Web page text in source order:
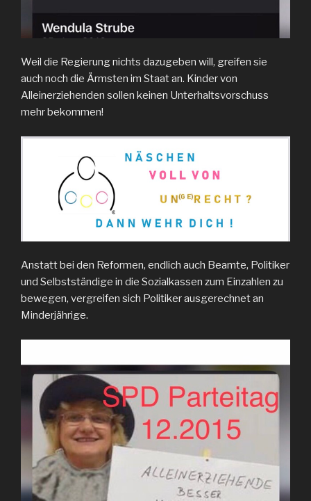
Weil die Regierung nichts dazugeben will, greifen sie
auch noch die Ärmsten im Staat an. Kinder von
Alleinerziehenden sollen keinen Unterhaltsvorschuss
mehr bekommen!
Anstatt bei den Reformen, endlich auch Beamte, Politiker
und Selbstständige in die Sozialkassen zum Einzahlen zu
bewegen, vergreifen sich Politiker ausgerechnet an
Minderjährige.